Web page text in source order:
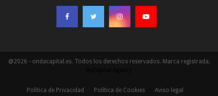
@2026 - ondacapital.es. Todos los derechos reservados. Marca registrada.
Política de Privacidad Política de Cookies Aviso legal